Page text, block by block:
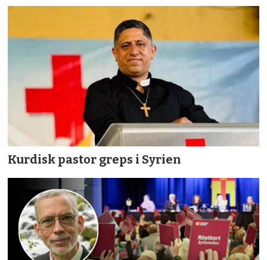
Kurdisk pastor greps i Syrien